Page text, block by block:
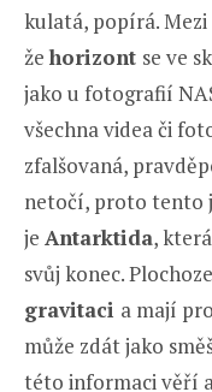
kulatá, popírá.
že horizont se ve
jako u fotografií
všechna videa či
zfalšovaná,
netočí, proto tento
je Antarktida,
svůj konec.
gravitaci a mají
může zdát jako
této informaci věří